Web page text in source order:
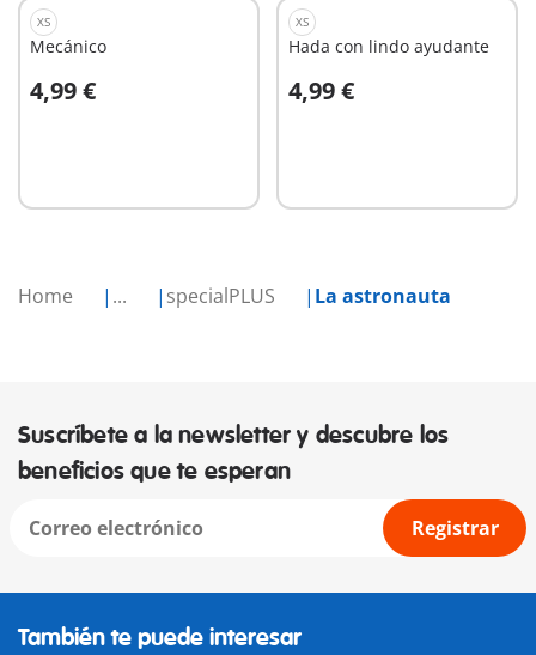
Home ... specialPLUS La astronauta
XS
Mecánico
4,99 €
A la cesta
XS
Hada con lindo ayudante
4,99 €
A la cesta
Suscríbete a la newsletter y descubre los
beneficios que te esperan
Registrar
También te puede interesar